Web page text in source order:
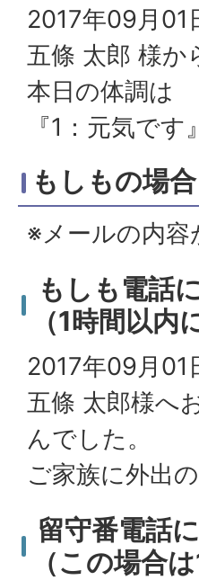
2017年09月01
五條 太郎 様か
本日の体調は
『1：元気です
もしもの場
※メールの内容
もしも電話
（1時間以
2017年09月01
五條 太郎様へ
んでした。
ご家族に外出
留守番電話
（この場合